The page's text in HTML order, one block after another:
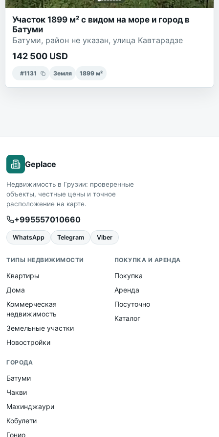
Участок 1899 м² с видом на море и город в
Батуми
Батуми, район не указан, улица Кавтарадзе
142 500 USD
#1131 Земля 1899 м²
Geplace
Недвижимость в Грузии: проверенные
объекты, честные цены и точное
расположение на карте.
+995557010660
WhatsApp Telegram Viber
ТИПЫ НЕДВИЖИМОСТИ
Квартиры
Дома
Коммерческая
недвижимость
Земельные участки
Новостройки
ПОКУПКА И АРЕНДА
Покупка
Аренда
Посуточно
Каталог
ГОРОДА
Батуми
Чакви
Махинджаури
Кобулети
Гонио